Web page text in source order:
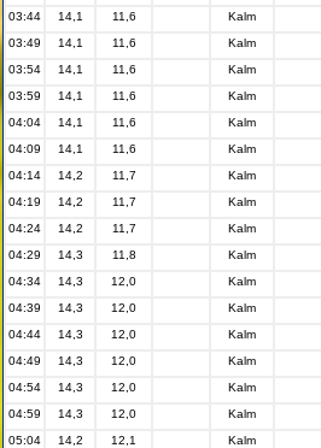
03:44
14,1 11,6 Kalm
03:49
14,1 11,6 Kalm
03:54
14,1 11,6 Kalm
03:59
14,1 11,6 Kalm
04:04
14,1 11,6 Kalm
04:09
14,1 11,6 Kalm
04:14
14,2 11,7 Kalm
04:19
14,2 11,7 Kalm
04:24
14,2 11,7 Kalm
04:29
14,3 11,8 Kalm
04:34
14,3 12,0 Kalm
04:39
14,3 12,0 Kalm
04:44
14,3 12,0 Kalm
04:49
14,3 12,0 Kalm
04:54
14,3 12,0 Kalm
04:59
14,3 12,0 Kalm
05:04
14,2 12,1 Kalm